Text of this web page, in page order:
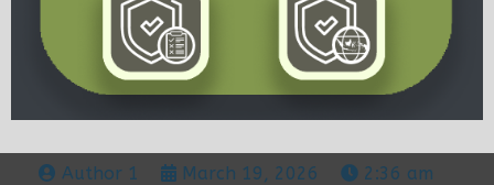
Author 1 March 19, 2026 2:36 am